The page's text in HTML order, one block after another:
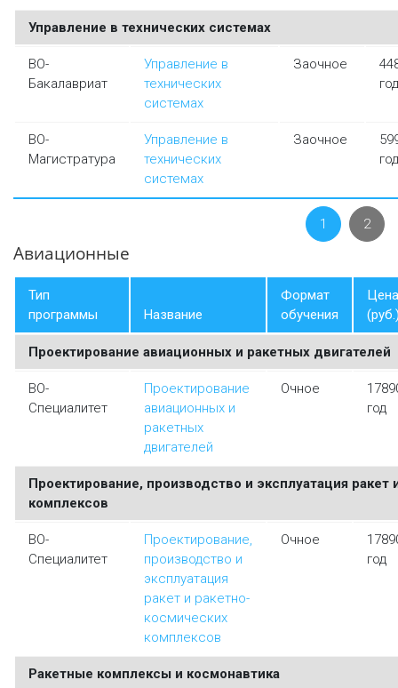
Управление в технических системах
ВО-
Бакалавриат
Управление в
технических
системах
Заочное
год
ВО-
Магистратура
Управление в
технических
системах
Заочное
год
1 2
Авиационные
Тип
программы
Название
Формат
обучения
Цена
Проектирование авиационных и ракетных двигателей
ВО-
Специалитет
Проектирование
авиационных и
ракетных
двигателей
Очное
год
Проектирование, производство и эксплуатация ракет
комплексов
ВО-
Специалитет
Проектирование,
производство и
эксплуатация
ракет и ракетно-
космических
комплексов
Очное
год
Ракетные комплексы и космонавтика